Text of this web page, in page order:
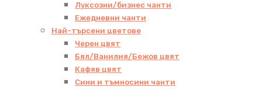
Луксозни/бизнес чанти
Ежедневни чанти
Най-търсени цветове
Черен цвят
Бял/Ванилия/Бежов цвят
Кафяв цвят
Сини и тъмносини чанти